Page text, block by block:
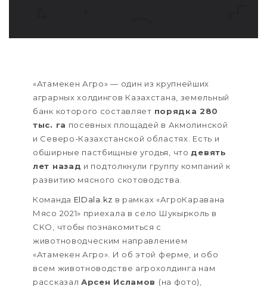
«Атамекен Агро» — один из крупнейших
аграрных холдингов Казахстана, земельный
банк которого составляет порядка 280
тыс. га посевных площадей в Акмолинской
и Северо-Казахстанской областях. Есть и
обширные пастбищные угодья, что девять
лет назад и подтолкнули группу компаний к
развитию мясного скотоводства.
Команда ElDala.kz в рамках «АгроКаравана
Мясо 2021» приехала в село Шукырколь в
СКО, чтобы познакомиться с
животноводческим направлением
«Атамекен Агро». И об этой ферме, и обо
всем животноводстве агрохолдинга нам
рассказал Арсен Исламов (на фото),